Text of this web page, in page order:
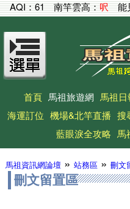
AQI：61 南竿雲高：呎能
首頁 馬祖旅遊網 馬祖日
海運訂位 機場&北竿直播 搜
藍眼淚全攻略 馬
馬祖資訊網論壇» 站務區» 刪文
刪文留置區